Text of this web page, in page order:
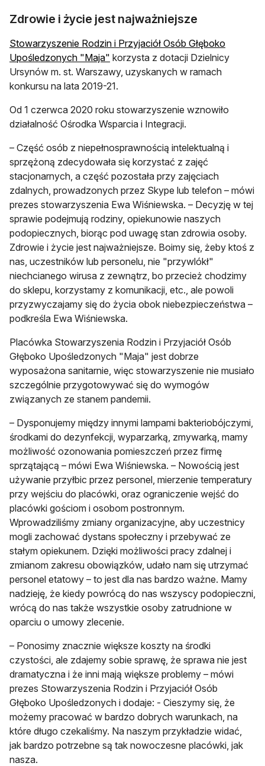
Zdrowie i życie jest najważniejsze
Stowarzyszenie Rodzin i Przyjaciół Osób Głęboko
Upośledzonych "Maja" korzysta z dotacji Dzielnicy
Ursynów m. st. Warszawy, uzyskanych w ramach
konkursu na lata 2019-21.
Od 1 czerwca 2020 roku stowarzyszenie wznowiło
działalność Ośrodka Wsparcia i Integracji.
– Część osób z niepełnosprawnością intelektualną i
sprzężoną zdecydowała się korzystać z zajęć
stacjonarnych, a część pozostała przy zajęciach
zdalnych, prowadzonych przez Skype lub telefon – mówi
prezes stowarzyszenia Ewa Wiśniewska. – Decyzję w tej
sprawie podejmują rodziny, opiekunowie naszych
podopiecznych, biorąc pod uwagę stan zdrowia osoby.
Zdrowie i życie jest najważniejsze. Boimy się, żeby ktoś z
nas, uczestników lub personelu, nie "przywlókł"
niechcianego wirusa z zewnątrz, bo przecież chodzimy
do sklepu, korzystamy z komunikacji, etc., ale powoli
przyzwyczajamy się do życia obok niebezpieczeństwa –
podkreśla Ewa Wiśniewska.
Placówka Stowarzyszenia Rodzin i Przyjaciół Osób
Głęboko Upośledzonych "Maja" jest dobrze
wyposażona sanitarnie, więc stowarzyszenie nie musiało
szczególnie przygotowywać się do wymogów
związanych ze stanem pandemii.
– Dysponujemy między innymi lampami bakteriobójczymi,
środkami do dezynfekcji, wyparzarką, zmywarką, mamy
możliwość ozonowania pomieszczeń przez firmę
sprzątającą – mówi Ewa Wiśniewska. – Nowością jest
używanie przyłbic przez personel, mierzenie temperatury
przy wejściu do placówki, oraz ograniczenie wejść do
placówki gościom i osobom postronnym.
Wprowadziliśmy zmiany organizacyjne, aby uczestnicy
mogli zachować dystans społeczny i przebywać ze
stałym opiekunem. Dzięki możliwości pracy zdalnej i
zmianom zakresu obowiązków, udało nam się utrzymać
personel etatowy – to jest dla nas bardzo ważne. Mamy
nadzieję, że kiedy powrócą do nas wszyscy podopieczni,
wrócą do nas także wszystkie osoby zatrudnione w
oparciu o umowy zlecenie.
– Ponosimy znacznie większe koszty na środki
czystości, ale zdajemy sobie sprawę, że sprawa nie jest
dramatyczna i że inni mają większe problemy – mówi
prezes Stowarzyszenia Rodzin i Przyjaciół Osób
Głęboko Upośledzonych i dodaje: - Cieszymy się, że
możemy pracować w bardzo dobrych warunkach, na
które długo czekaliśmy. Na naszym przykładzie widać,
jak bardzo potrzebne są tak nowoczesne placówki, jak
nasza.